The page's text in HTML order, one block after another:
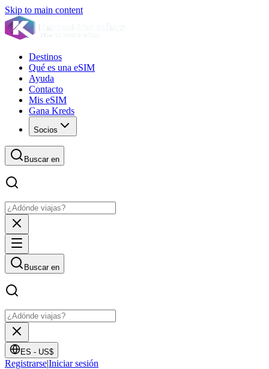
Skip to main content
Destinos
Qué es una eSIM
Ayuda
Contacto
Mis eSIM
Gana Kreds
Socios
Buscar en
Buscar en
ES - US$
Registrarse|Iniciar sesión